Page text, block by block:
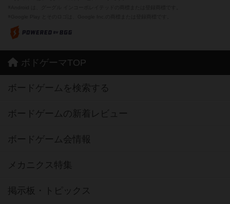
ボドゲーマTOP
ボードゲームを検索する
ボードゲームの新着レビュー
ボードゲーム会情報
メカニクス特集
掲示板・トピックス